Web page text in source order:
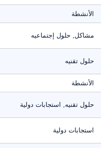
الأنشطة
مشاكل, حلول إجتماعيه
حلول تقنيه
الأنشطة
حلول تقنيه, استجابات دولية
استجابات دولية